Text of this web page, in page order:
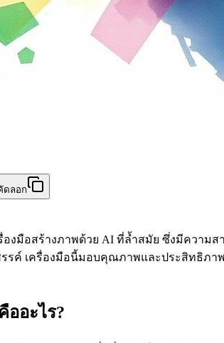
ดลอก
ครื่องมือสร้างภาพด้วย AI ที่ล้ำสมัย ซึ่งมีคว
รค์ เครื่องมือนี้มอบคุณภาพและประสิทธิภา
ออะไร?